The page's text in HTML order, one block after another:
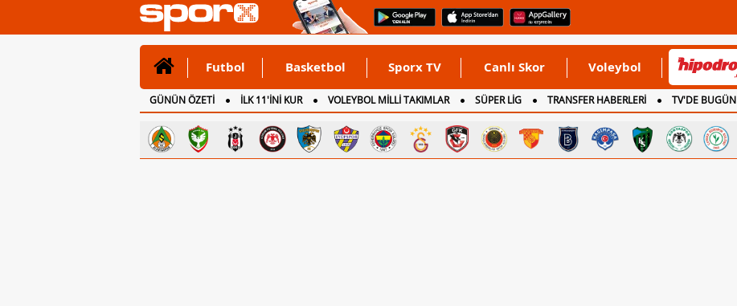
Futbol Basketbol Sporx TV Canlı Skor Voleybol
GÜNÜN ÖZETİ İLK 11'İNİ KUR VOLEYBOL MİLLİ TAKIMLAR SÜPER LİG TRANSFER HABERLERİ TV'DE BUGÜN
CANLI ANLATIM
İNGİLTERE